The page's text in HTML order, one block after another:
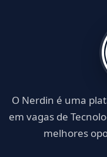
O Nerdin é uma
em vagas de
melhores